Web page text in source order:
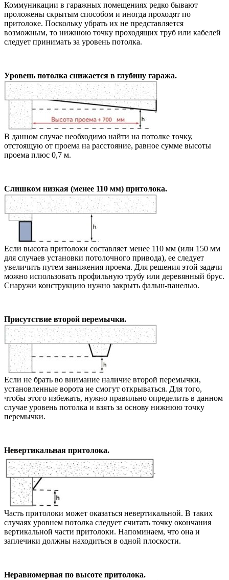
Коммуникации в гаражных помещениях редко бывают
проложены скрытым способом и иногда проходят по
притолоке. Поскольку убрать их не представляется
возможным, то нижнюю точку проходящих труб или кабелей
следует принимать за уровень потолка.
Уровень потолка снижается в глубину гаража.
В данном случае необходимо найти на потолке точку,
отстоящую от проема на расстояние, равное сумме высоты
проема плюс 0,7 м.
Слишком низкая (менее 110 мм) притолока.
Если высота притолоки составляет менее 110 мм (или 150 мм
для случаев установки потолочного привода), ее следует
увеличить путем занижения проема. Для решения этой задачи
можно использовать профильную трубу или деревянный брус.
Снаружи конструкцию нужно закрыть фальш-панелью.
Присутствие второй перемычки.
Если не брать во внимание наличие второй перемычки,
установленные ворота не смогут открываться. Для того,
чтобы этого избежать, нужно правильно определить в данном
случае уровень потолка и взять за основу нижнюю точку
перемычки.
Невертикальная притолока.
Часть притолоки может оказаться невертикальной. В таких
случаях уровнем потолка следует считать точку окончания
вертикальной части притолоки. Напоминаем, что она и
заплечики должны находиться в одной плоскости.
Неравномерная по высоте притолока.